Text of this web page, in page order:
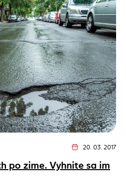
Dátum vydania
20. 03. 2017
po zime. Vyhnite sa im